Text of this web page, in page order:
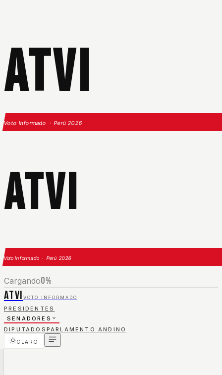
ATVI
Voto Informado · Perú 2026
ATVI
Voto Informado · Perú 2026
Cargando0%
ATVI VOTO INFORMADO
PRESIDENTES
SENADORES
DIPUTADOS PARLAMENTO ANDINO
CLARO